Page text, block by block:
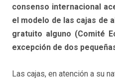
consenso internacional
el modelo de las cajas de
gratuito alguno (Comité
excepción de dos
Las cajas, en atención a su